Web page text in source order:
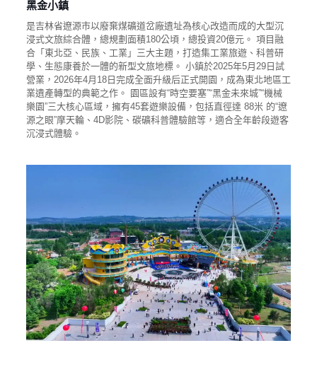
黑金小鎮
是吉林省遼源市以廢棄煤礦道岔廠遺址為核心改造而成的大型沉
浸式文旅綜合體，總規劃面積180公頃，總投資20億元。 項目融
合「東北亞、民族、工業」三大主題，打造集工業旅遊、科普研
學、生態康養於一體的新型文旅地標。 小鎮於2025年5月29日試
營業，2026年4月18日完成全面升級后正式開園，成為東北地區工
業遺產轉型的典範之作。 園區設有“時空要塞”“黑金未來城”“機械
樂園”三大核心區域，擁有45套遊樂設備，包括直徑達 88米 的“遼
源之眼”摩天輪、4D影院、碳礦科普體驗館等，適合全年齡段遊客
沉浸式體驗。